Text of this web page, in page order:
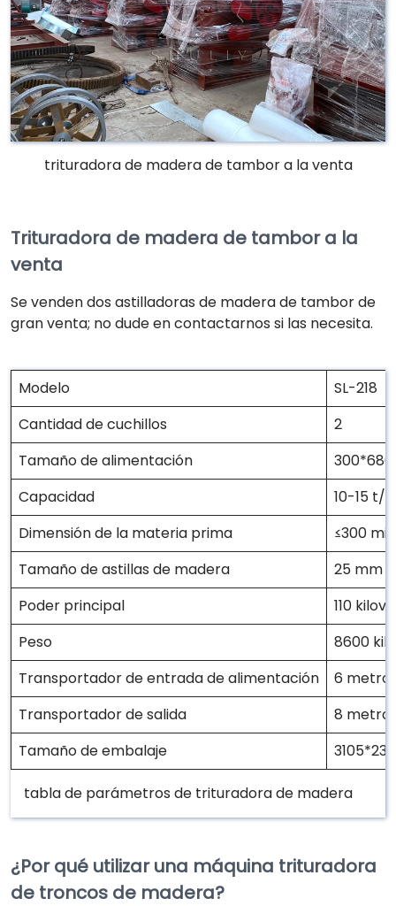
trituradora de madera de tambor a la venta
Trituradora de madera de tambor a la
venta
Se venden dos astilladoras de madera de tambor de
gran venta; no dude en contactarnos si las necesita.
Modelo
SL-218
Cantidad de cuchillos
2
Tamaño de alimentación
Capacidad
10-15 t/h
Dimensión de la materia prima
≤300
Tamaño de astillas de madera
25 mm
Poder principal
110
Peso
8600
Transportador de entrada de alimentación
6
Transportador de salida
8
Tamaño de embalaje
tabla de parámetros de trituradora de madera
¿Por qué utilizar una máquina trituradora
de troncos de madera?